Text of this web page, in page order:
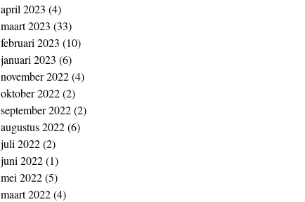
april 2023 (4)
maart 2023 (33)
februari 2023 (10)
januari 2023 (6)
november 2022(4)
oktober 2022(2)
september 2022(2)
augustus 2022(6)
juli 2022(2)
juni 2022(1)
mei 2022(5)
maart 2022(4)